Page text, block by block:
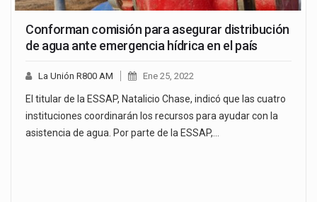
Conforman comisión para asegurar distribución
de agua ante emergencia hídrica en el país
La Unión R800 AM Ene 25, 2022
El titular de la ESSAP, Natalicio Chase, indicó que las cuatro
instituciones coordinarán los recursos para ayudar con la
asistencia de agua. Por parte de la ESSAP,…